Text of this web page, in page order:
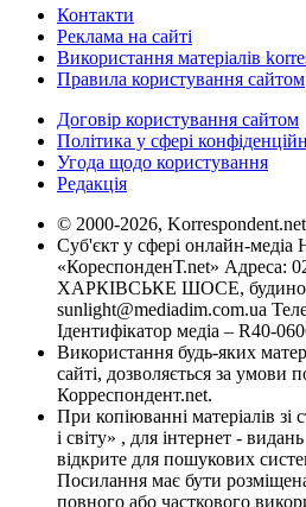
Контакти
Реклама на сайті
Використання матеріалів
Правила користування сайтом
Договір користування сайтом
Політика у сфері
Угода щодо користування
Редакція
© 2000-2026, Korrespondent.net
Суб'єкт у сфері онлайн-медіа
«КореспонденТ.net» Адреса:
ХАРКІВСЬКЕ ШОСЕ, будинок
sunlight@mediadim.com.ua
Ідентифікатор медіа – R40-
Використання будь-яких
сайті, дозволяється за умови
Корреспондент.net.
При копіюванні матеріалів
і світу» , для інтернет -
відкрите для пошукових
Посилання має бути
повного або часткового